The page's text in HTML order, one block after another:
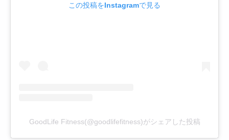
この投稿をInstagramで見る
GoodLife Fitness(@goodlifefitness)がシェアした投稿